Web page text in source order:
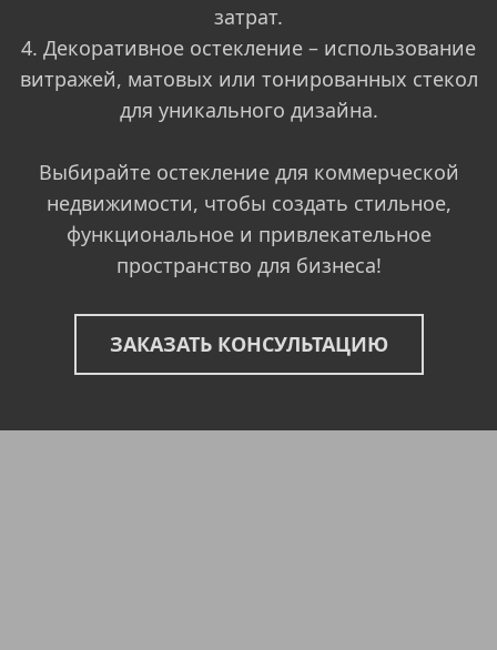
затрат.
4. Декоративное остекление – использование
витражей, матовых или тонированных стекол
для уникального дизайна.
Выбирайте остекление для коммерческой
недвижимости, чтобы создать стильное,
функциональное и привлекательное
пространство для бизнеса!
ЗАКАЗАТЬ КОНСУЛЬТАЦИЮ